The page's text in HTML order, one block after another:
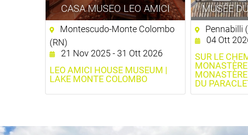
CASA MUSEO LEO AMICI
Montescudo-Monte Colombo
(RN)
21 Nov 2025 - 31 Ott 2026
LEO AMICI HOUSE MUSEUM |
LAKE MONTE COLOMBO
MUSÉE
Pennabilli
04 Ott
SUR LE
DU